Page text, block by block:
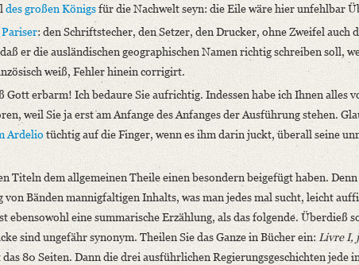
des großen Königsfür die Nachwelt seyn: die Eile wäre hier unfehlbar
Pariser: den Schriftstecher, den Setzer, den Drucker, ohne Zweifel auch
er die ausländischen geographischen Namen richtig schreiben soll,
weiß, Fehler hinein corrigirt.
erbarm! Ich bedaure Sie aufrichtig. Indessen habe ich Ihnen alles
weil Sie ja erst am Anfange des Anfanges der Ausführung stehen.
Ardelio tüchtig auf die Finger, wenn es ihm darin juckt, überall seine
Titeln dem allgemeinen Theile einen besondern beigefügt haben.
Bänden mannigfaltigen Inhalts, was man jedes mal sucht, leicht
ebensowohl eine summarische Erzählung, als das folgende. Überdieß
sind ungefähr synonym. Theilen Sie das Ganze in Bücher ein: Livre I,
das 80 Seiten. Dann die drei ausführlichen Regierungsgeschichten jede